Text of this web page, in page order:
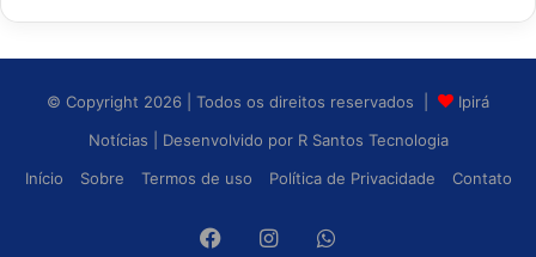
© Copyright 2026 | Todos os direitos reservados |
Ipirá
Notícias
| Desenvolvido por R Santos Tecnologia
Início
Sobre Termos de uso Política de Privacidade Contato
FacebookInstagramWhatsApp